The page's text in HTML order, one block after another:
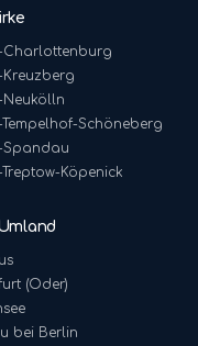
Charlottenburg
Kreuzberg
Neukölln
Tempelhof-Schöneberg
Spandau
Treptow-Köpenick
(Oder)
bei Berlin